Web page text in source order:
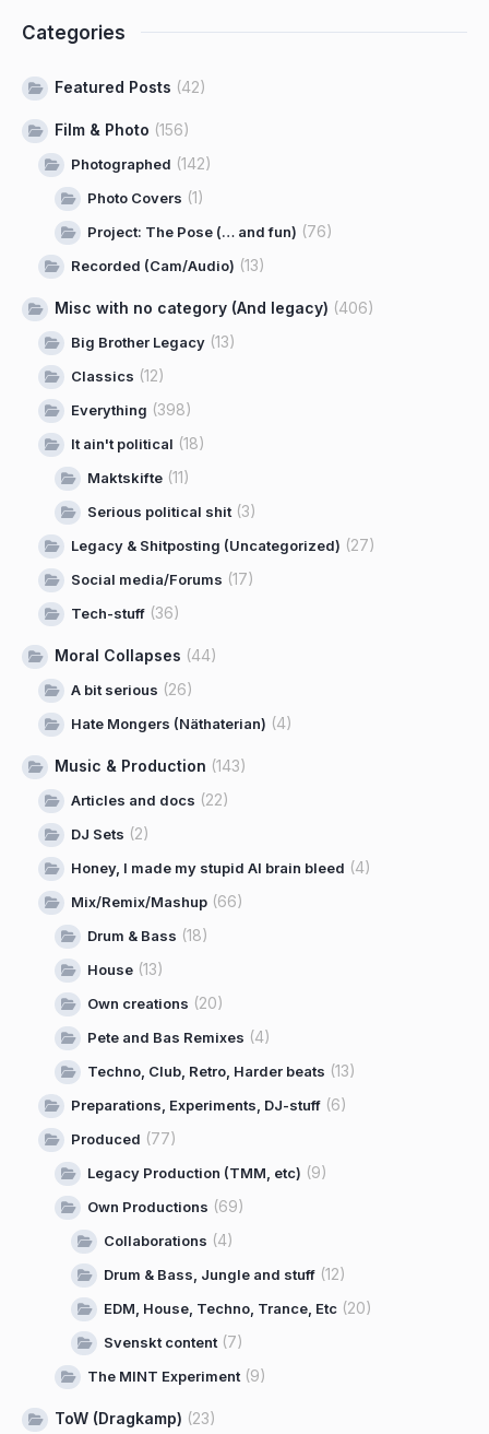
Categories
Featured Posts (42)
Film & Photo (156)
Photographed (142)
Photo Covers (1)
Project: The Pose (… and fun) (76)
Recorded (Cam/Audio) (13)
Misc with no category (And legacy) (406)
Big Brother Legacy (13)
Classics (12)
Everything (398)
It ain't political (18)
Maktskifte (11)
Serious political shit (3)
Legacy & Shitposting (Uncategorized) (27)
Social media/Forums (17)
Tech-stuff (36)
Moral Collapses (44)
A bit serious (26)
Hate Mongers (Näthaterian) (4)
Music & Production (143)
Articles and docs (22)
DJ Sets (2)
Honey, I made my stupid AI brain bleed (4)
Mix/Remix/Mashup (66)
Drum & Bass (18)
House (13)
Own creations (20)
Pete and Bas Remixes (4)
Techno, Club, Retro, Harder beats (13)
Preparations, Experiments, DJ-stuff (6)
Produced (77)
Legacy Production (TMM, etc) (9)
Own Productions (69)
Collaborations (4)
Drum & Bass, Jungle and stuff (12)
EDM, House, Techno, Trance, Etc (20)
Svenskt content (7)
The MINT Experiment (9)
ToW (Dragkamp) (23)